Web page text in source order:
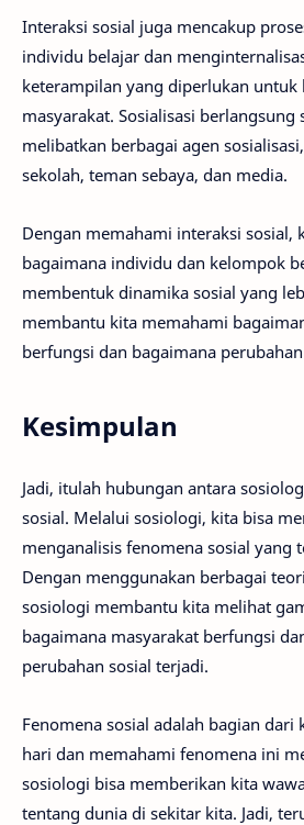
Interaksi sosial juga mencakup
individu belajar dan
keterampilan yang diperlukan untuk
masyarakat. Sosialisasi berlangsung
melibatkan berbagai agen
sekolah, teman sebaya, dan media.
Dengan memahami interaksi sosial,
bagaimana individu dan kelompok
membentuk dinamika sosial yang
membantu kita memahami
berfungsi dan bagaimana
Kesimpulan
Jadi, itulah hubungan antara
sosial. Melalui sosiologi, kita bisa
menganalisis fenomena sosial yang
Dengan menggunakan berbagai
sosiologi membantu kita melihat
bagaimana masyarakat berfungsi
perubahan sosial terjadi.
Fenomena sosial adalah bagian dari
hari dan memahami fenomena ini
sosiologi bisa memberikan kita
tentang dunia di sekitar kita. Jadi,